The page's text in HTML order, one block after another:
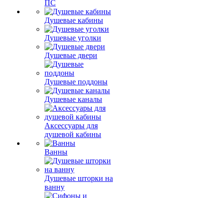
ПС
Душевые кабины
Душевые уголки
Душевые двери
Душевые поддоны
Душевые каналы
Аксессуары для
душевой кабины
Ванны
Душевые шторки на
ванну